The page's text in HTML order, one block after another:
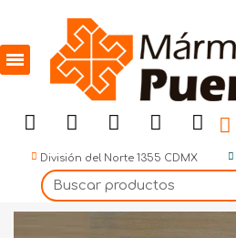
División del Norte 1355 CDMX